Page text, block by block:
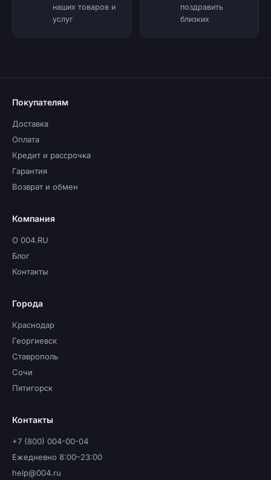
наших товаров и
услуг
поздравить
близких
Покупателям
Доставка
Оплата
Кредит и рассрочка
Гарантия
Возврат и обмен
Компания
О 004.RU
Блог
Контакты
Города
Краснодар
Георгиевск
Ставрополь
Сочи
Пятигорск
Контакты
+7 (800) 004-00-04
Ежедневно 8:00–23:00
help@004.ru